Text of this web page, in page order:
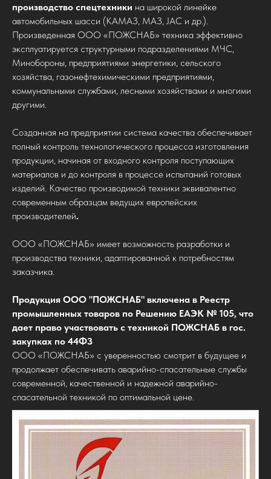
производство спецтехники на широкой линейке
автомобильных шасси (КАМАЗ, МАЗ, JAC и др.).
Произведенная ООО «ПОЖСНАБ» техника эффективно
эксплуатируется структурными подразделениями МЧС,
Минобороны, предприятиями энергетики, сельского
хозяйства, газонефтехимическими предприятиями,
коммунальными службами, лесными хозяйствами и многими
другими.
Созданная на предприятии система качества обеспечивает
полный контроль технологического процесса изготовления
продукции, начиная от входного контроля поступающих
материалов и до контроля в процессе испытаний готовых
изделий. Качество производимой техники эквивалентно
современным образцам ведущих европейских
производителей.
ООО «ПОЖСНАБ» имеет возможность разработки и
производства техники, адаптированной к потребностям
заказчика.
Продукция ООО "ПОЖСНАБ" включена в Реестр
промышленных товаров по Решению ЕАЭК № 105, что
дает право участвовать с техникой ПОЖСНАБ в гос.
закупках по 44ФЗ
ООО «ПОЖСНАБ» с уверенностью смотрит в будущее и
продолжает обеспечивать аварийно-спасательные службы
современной, качественной и надежной аварийно-
спасательной техникой по оптимальной цене.